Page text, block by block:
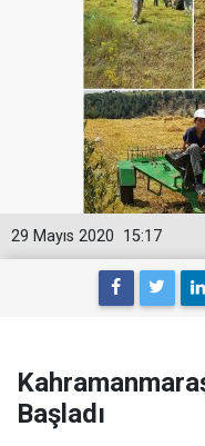
15:17
29 Mayıs 2020
Başladı